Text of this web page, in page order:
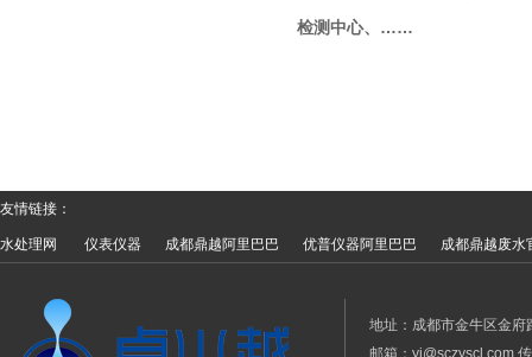
检测中心、……
友情链接：
水处理网 仪表仪器 成都鼎越阿里巴巴 优普仪器阿里巴巴 成都鼎越废水
地址：成都市金牛区金